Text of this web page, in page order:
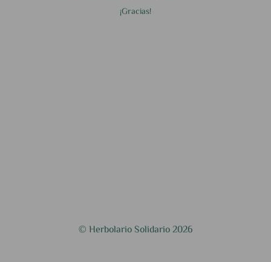
¡Gracias!
© Herbolario Solidario 2026